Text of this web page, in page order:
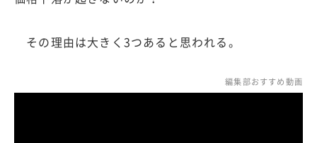
その理由は大きく3つあると思われる。
編集部おすすめ動画